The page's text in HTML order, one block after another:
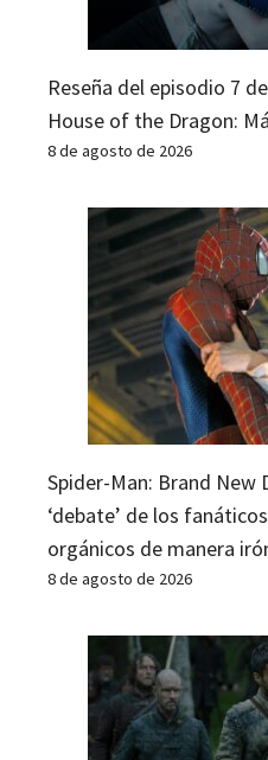
Reseña del episodio 7
House of the Dragon:
8 de agosto de 2026
Spider-Man: Brand New
‘debate’ de los
orgánicos de manera
8 de agosto de 2026